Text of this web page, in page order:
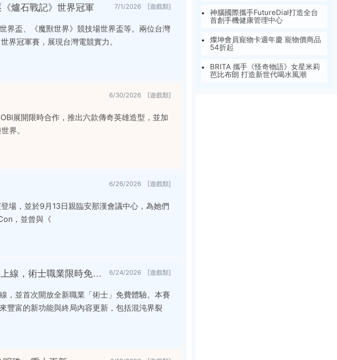
爐石戰記》世界冠軍 7/1/2026 [遊戲類]
界盃、《魔獸世界》競技場世界盃等。兩位台灣
界冠軍賽，展現台灣電競實力。
6/30/2026 [遊戲類]
展開限時合作，推出六款傳奇英雄造型，並加
界。
6/26/2026 [遊戲類]
場，並於9月13日親臨安那漢會議中心，為她們
，並曾與《
《暗黑破壞神®IV》第14賽季「死亡甦醒」7月1日上線，術士職業限時免費體驗 6/24/2026 [遊戲類]
，並首次開放全新職業「術士」免費體驗。本賽
豐富的新功能與終局內容更新，包括混沌界裂
神腦國際攜手FutureDial打造全台
首創手機健康管理中心
燦坤會員寵物卡週年慶 寵物價商品
54折起
BRITA 攜手《怪奇物語》女星米莉
芭比布朗 打造新世代喝水風潮